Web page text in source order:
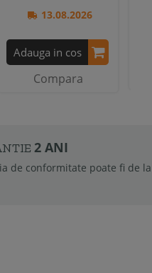
13.08.2026
Adauga in cos
Compara
poate fi de la 6 luni la